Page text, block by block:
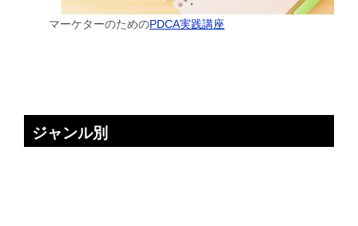
マーケターのためのPDCA実践講座
ジャンル別